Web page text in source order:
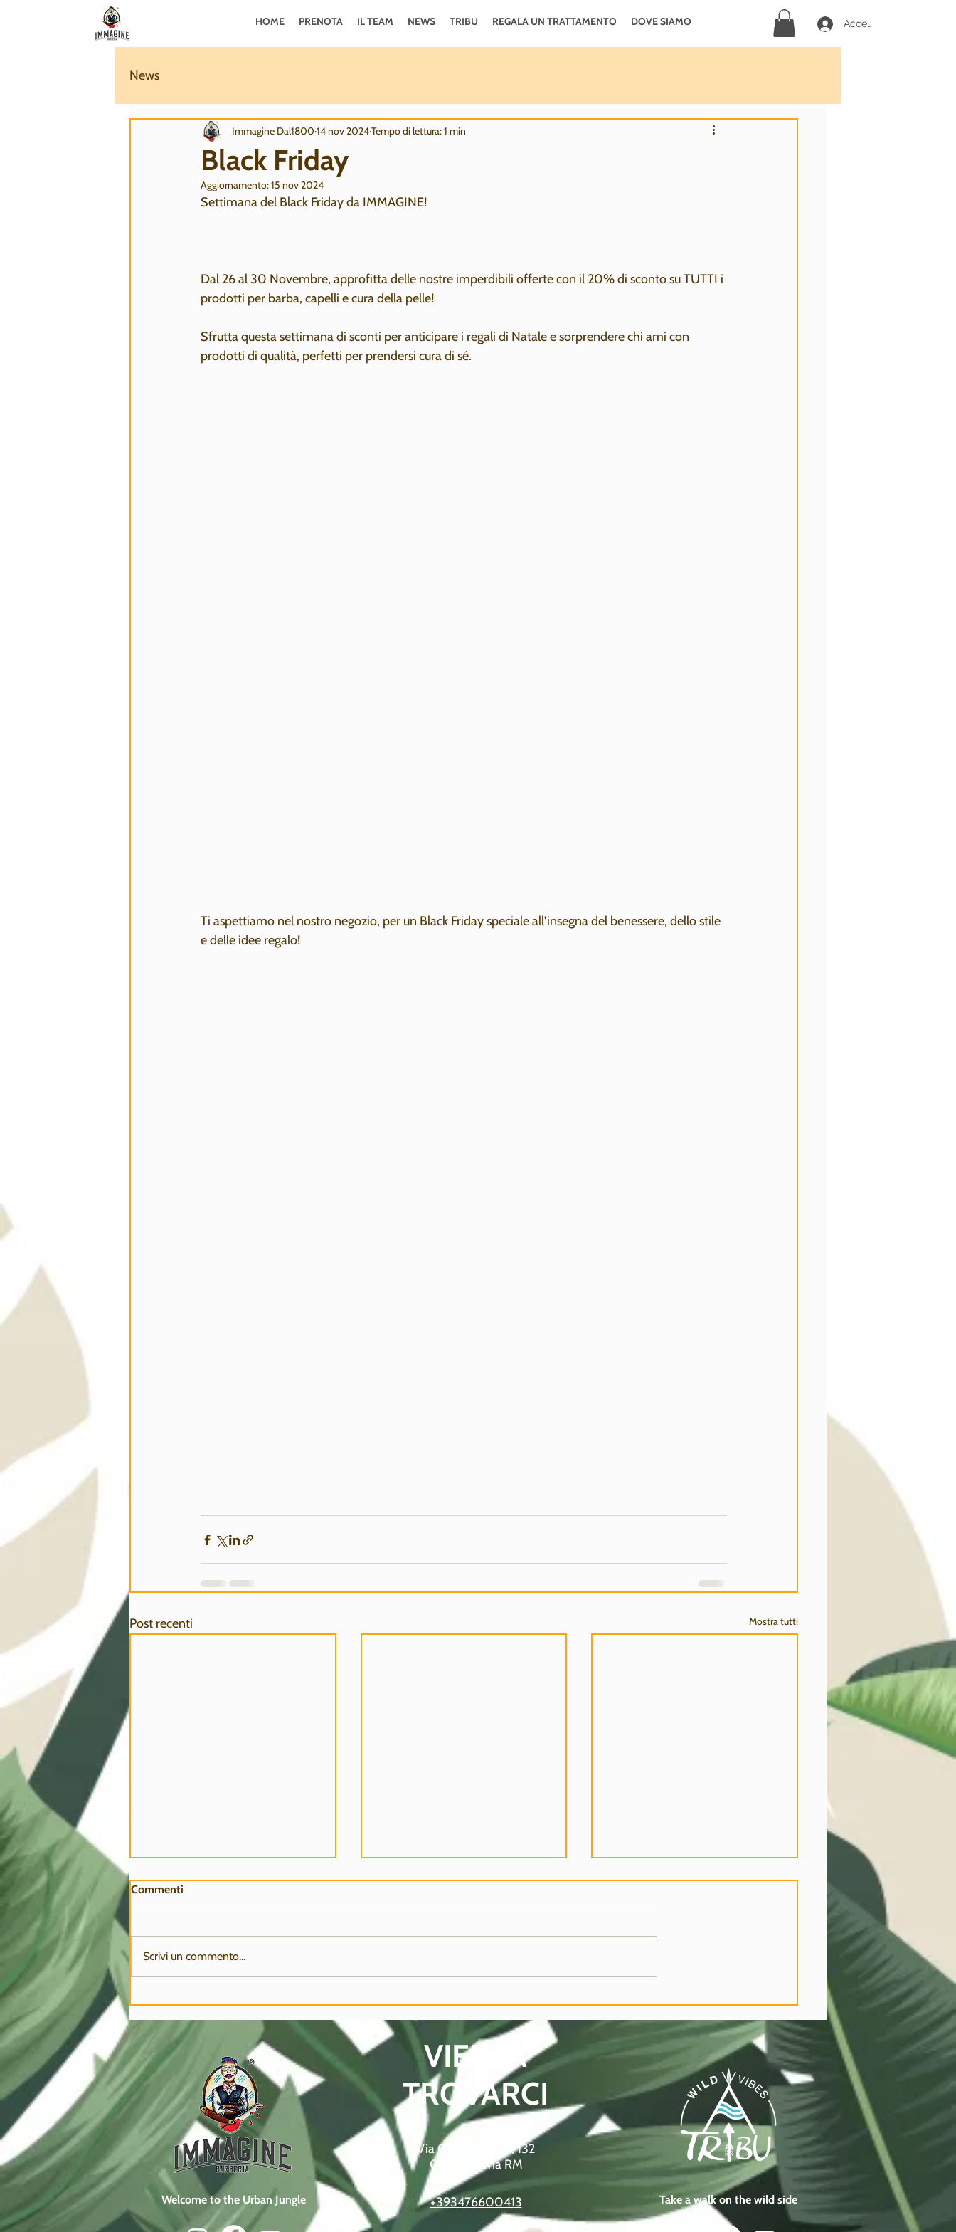
HOME PRENOTA IL TEAM NEWS TRIBU REGALA UN TRATTAMENTO DOVE SIAMO Accedi
News
Black Friday
Immagine Dal1800 14 nov 2024Tempo di lettura: 1 min
Aggiornamento:15 nov 2024
Settimana del Black Friday da IMMAGINE!
Dal 26 al 30 Novembre, approfitta delle nostre imperdibili offerte con il 20% di sconto su TUTTI i
prodotti per barba, capelli e cura della pelle!
Sfrutta questa settimana di sconti per anticipare i regali di Natale e sorprendere chi ami con
prodotti di qualità, perfetti per prendersi cura di sé.
Ti aspettiamo nel nostro negozio, per un Black Friday speciale all'insegna del benessere, dello stile
e delle idee regalo!
Post recenti Mostra tutti
CHIUSURA ESTIVA
Commenti
Scrivi un commento...
Welcome to the Urban Jungle
VIENI A
TROVARCI
Via Gino Capponi, 132
00179 Roma RM
+393476600413 Take a walk on the wild side